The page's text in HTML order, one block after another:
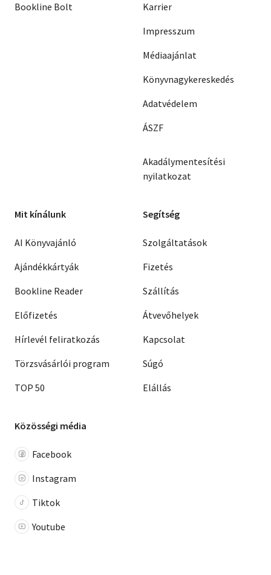
Bookline Bolt
Karrier
Impresszum
Médiaajánlat
Könyvnagykereskedés
Adatvédelem
ÁSZF
Akadálymentesítési
nyilatkozat
Mit kínálunk
AI Könyvajánló
Ajándékkártyák
Bookline Reader
Előfizetés
Hírlevél feliratkozás
Törzsvásárlói program
TOP 50
Segítség
Szolgáltatások
Fizetés
Szállítás
Átvevőhelyek
Kapcsolat
Súgó
Elállás
Közösségi média
Facebook
Instagram
Tiktok
Youtube